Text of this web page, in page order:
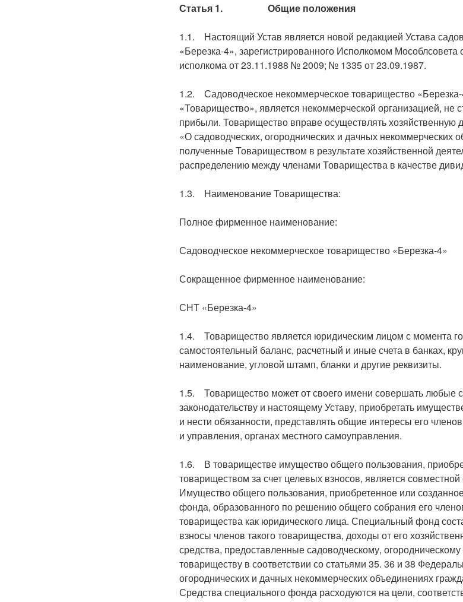
Статья 1. Общие положения
1.1. Настоящий Устав является новой редакцией Устава
«Березка-4», зарегистрированного Исполкомом
исполкома от 23.11.1988 № 2009; № 1335 от 23.09.1987.
1.2. Садоводческое некоммерческое товарищество
«Товарищество», является некоммерческой организацией, не
прибыли. Товарищество вправе осуществлять хозяйственную
«О садоводческих, огороднических и дачных некоммерческих
полученные Товариществом в результате хозяйственной
распределению между членами Товарищества в качестве
1.3. Наименование Товарищества:
Полное фирменное наименование:
Садоводческое некоммерческое товарищество «Березка-4»
Сокращенное фирменное наименование:
СНТ «Березка-4»
1.4. Товарищество является юридическим лицом с момента
самостоятельный баланс, расчетный и иные счета в банках,
наименование, угловой штамп, бланки и другие реквизиты.
1.5. Товарищество может от своего имени совершать любые
законодательству и настоящему Уставу, приобретать
и нести обязанности, представлять общие интересы его
и управления, органах местного самоуправления.
1.6. В товариществе имущество общего пользования,
товариществом за счет целевых взносов, является
Имущество общего пользования, приобретенное или
фонда, образованного по решению общего собрания его
товарищества как юридического лица. Специальный фонд
взносы членов такого товарищества, доходы от его
средства, предоставленные садоводческому,
товариществу в соответствии со статьями 35. 36 и 38
огороднических и дачных некоммерческих объединениях
Средства специального фонда расходуются на цели,